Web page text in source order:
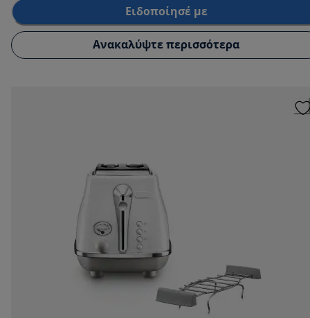
Ειδοποίησέ με
Ανακαλύψτε περισσότερα